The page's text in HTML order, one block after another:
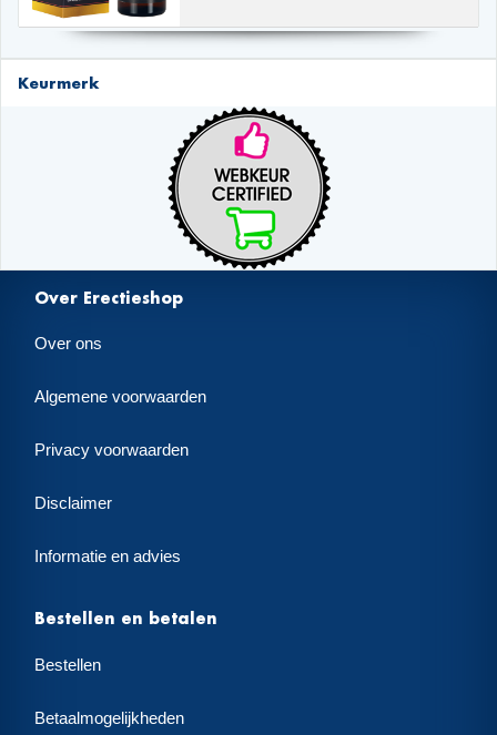
Keurmerk
Over Erectieshop
Over ons
Algemene voorwaarden
Privacy voorwaarden
Disclaimer
Informatie en advies
Bestellen en betalen
Bestellen
Betaalmogelijkheden